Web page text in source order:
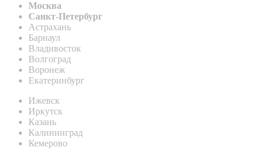
Москва
Санкт-Петербург
Астрахань
Барнаул
Владивосток
Волгоград
Воронеж
Екатеринбург
Ижевск
Иркутск
Казань
Калининград
Кемерово